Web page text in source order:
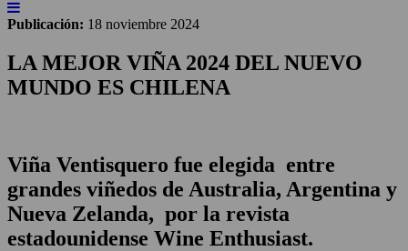
Publicación: 18 noviembre 2024
LA MEJOR VIÑA 2024 DEL NUEVO
MUNDO ES CHILENA
Viña Ventisquero fue elegida entre
grandes viñedos de Australia, Argentina y
Nueva Zelanda, por la revista
estadounidense Wine Enthusiast.